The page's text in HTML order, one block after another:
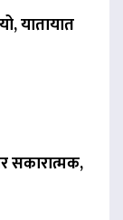
यातायात
सकारात्मक,